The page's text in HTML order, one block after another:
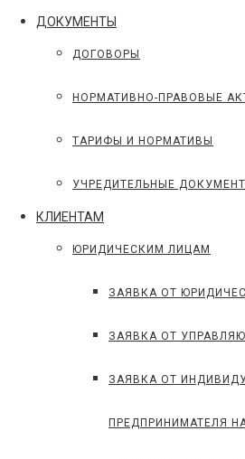
ДОКУМЕНТЫ
ДОГОВОРЫ
НОРМАТИВНО-ПРАВОВЫЕ
ТАРИФЫ И НОРМАТИВЫ
УЧРЕДИТЕЛЬНЫЕ
КЛИЕНТАМ
ЮРИДИЧЕСКИМ ЛИЦАМ
ЗАЯВКА ОТ
ЗАЯВКА ОТ
ЗАЯВКА ОТ
ПРЕДПРИНИМАТЕЛЯ